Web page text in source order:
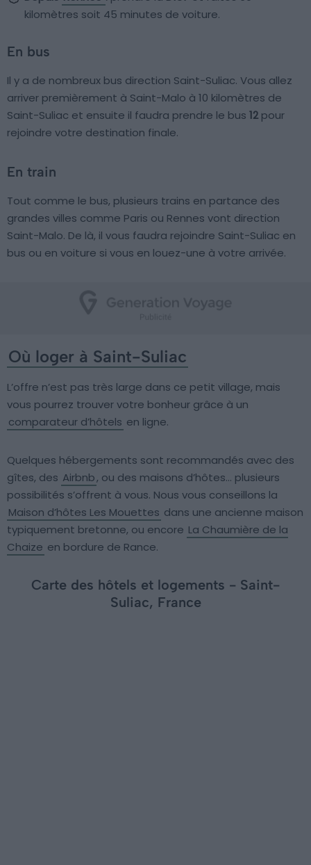
kilomètres soit 45 minutes de voiture.
En bus
Il y a de nombreux bus direction Saint-Suliac. Vous allez
arriver premièrement à Saint-Malo à 10 kilomètres de
Saint-Suliac et ensuite il faudra prendre le bus 12 pour
rejoindre votre destination finale.
En train
Tout comme le bus, plusieurs trains en partance des
grandes villes comme Paris ou Rennes vont direction
Saint-Malo. De là, il vous faudra rejoindre Saint-Suliac en
bus ou en voiture si vous en louez-une à votre arrivée.
Où loger à Saint-Suliac
L’offre n’est pas très large dans ce petit village, mais
vous pourrez trouver votre bonheur grâce à un
comparateur d’hôtels en ligne.
Quelques hébergements sont recommandés avec des
gîtes, des Airbnb, ou des maisons d’hôtes… plusieurs
possibilités s’offrent à vous. Nous vous conseillons la
Maison d’hôtes Les Mouettes dans une ancienne maison
typiquement bretonne, ou encore La Chaumière de la
Chaize en bordure de Rance.
Carte des hôtels et logements - Saint-
Suliac, France